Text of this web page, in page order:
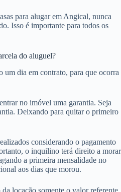
para alugar em Angical, nunca
Isso é importante para todos os
do aluguel?
um dia em contrato, para que ocorra
no imóvel uma garantia. Seja
Deixando para quitar o primeiro
considerando o pagamento
o inquilino terá direito a morar
a primeira mensalidade no
aos dias que morou.
locação somente o valor referente